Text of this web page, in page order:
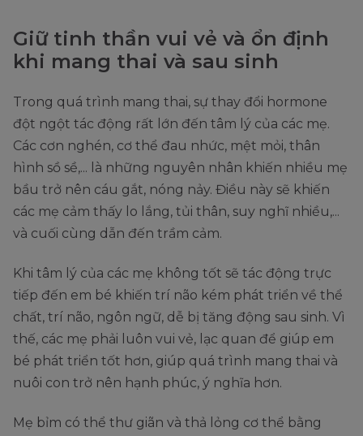
Giữ tinh thần vui vẻ và ổn định
khi mang thai và sau sinh
Trong quá trình mang thai, sự thay đổi hormone
đột ngột tác động rất lớn đến tâm lý của các mẹ.
Các cơn nghén, cơ thể đau nhức, mệt mỏi, thân
hình sồ sề,... là những nguyên nhân khiến nhiều mẹ
bầu trở nên cáu gắt, nóng nảy. Điều này sẽ khiến
các mẹ cảm thấy lo lắng, tủi thân, suy nghĩ nhiều,...
và cuối cùng dẫn đến trầm cảm.
Khi tâm lý của các mẹ không tốt sẽ tác động trực
tiếp đến em bé khiến trí não kém phát triển về thể
chất, trí não, ngôn ngữ, dễ bị tăng động sau sinh. Vì
thế, các mẹ phải luôn vui vẻ, lạc quan để giúp em
bé phát triển tốt hơn, giúp quá trình mang thai và
nuôi con trở nên hạnh phúc, ý nghĩa hơn.
Mẹ bỉm có thể thư giãn và thả lỏng cơ thể bằng